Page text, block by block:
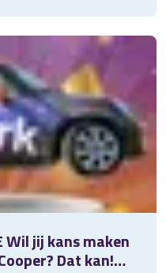
Wil jij kans maken
Dat kan!